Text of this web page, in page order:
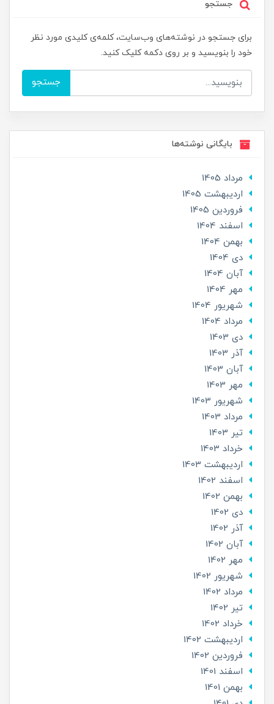
جستجو
برای جستجو در نوشته‌های وب‌سایت، کلمه‌ی کلیدی مورد نظر
خود را بنویسید و بر روی دکمه کلیک کنید.
جستجو
بایگانی نوشته‌ها
مرداد 1405
ارديبهشت 1405
فروردین 1405
اسفند 1404
بهمن 1404
دی 1404
آبان 1404
مهر 1404
شهریور 1404
مرداد 1404
دی 1403
آذر 1403
آبان 1403
مهر 1403
شهریور 1403
مرداد 1403
تير 1403
خرداد 1403
ارديبهشت 1403
اسفند 1402
بهمن 1402
دی 1402
آذر 1402
آبان 1402
مهر 1402
شهریور 1402
مرداد 1402
تير 1402
خرداد 1402
ارديبهشت 1402
فروردین 1402
اسفند 1401
بهمن 1401